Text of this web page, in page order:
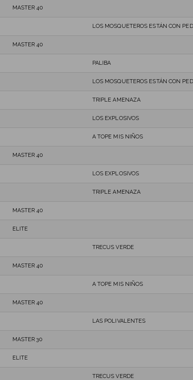
MASTER 40
LOS MOSQUETEROS ESTÁN CON
MASTER 40
PALIBA
LOS MOSQUETEROS ESTÁN CON
TRIPLE AMENAZA
LOS EXPLOSIVOS
A TOPE MIS NIÑOS
MASTER 40
LOS EXPLOSIVOS
TRIPLE AMENAZA
MASTER 40
ELITE
TRECUS VERDE
MASTER 40
A TOPE MIS NIÑOS
MASTER 40
LAS POLIVALENTES
MASTER 30
ELITE
TRECUS VERDE